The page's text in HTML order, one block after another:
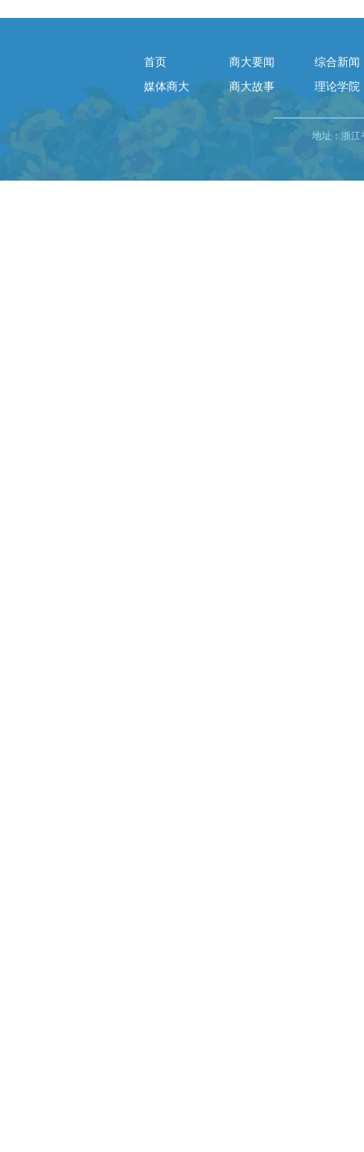
首页 商大要闻
综合新闻
媒体商大
商大故事 理论学院
地址：浙